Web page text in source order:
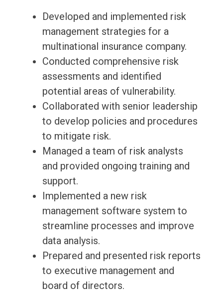
Developed and implemented risk
management strategies for a
multinational insurance company.
Conducted comprehensive risk
assessments and identified
potential areas of vulnerability.
Collaborated with senior leadership
to develop policies and procedures
to mitigate risk.
Managed a team of risk analysts
and provided ongoing training and
support.
Implemented a new risk
management software system to
streamline processes and improve
data analysis.
Prepared and presented risk reports
to executive management and
board of directors.